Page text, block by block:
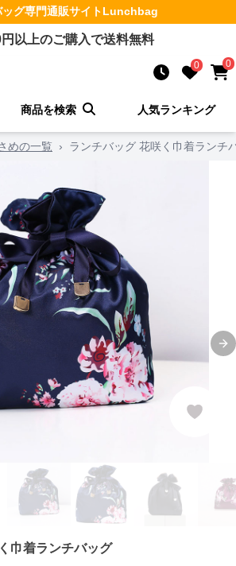
ッグ専門通販サイトLunchbag
円以上のご購入で送料無料
0 0
商品を検索 人気ランキング
めの一覧 › ランチバッグ 花咲く巾着ランチ
巾着ランチバッグ